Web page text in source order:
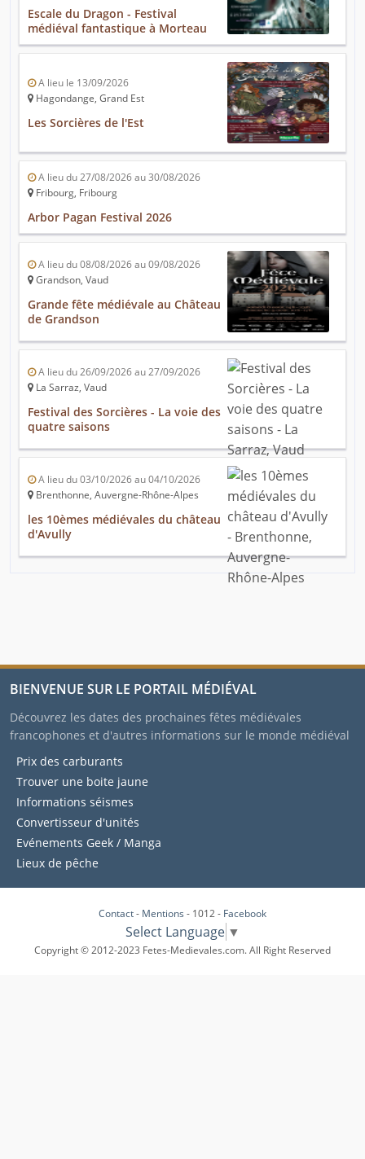
Escale du Dragon - Festival
médiéval fantastique à Morteau
A lieu le 13/09/2026
Hagondange, Grand Est
Les Sorcières de l'Est
A lieu du 27/08/2026 au 30/08/2026
Fribourg, Fribourg
Arbor Pagan Festival 2026
A lieu du 08/08/2026 au 09/08/2026
Grandson, Vaud
Grande fête médiévale au Château
de Grandson
A lieu du 26/09/2026 au 27/09/2026
La Sarraz, Vaud
Festival des Sorcières - La voie des
quatre saisons
A lieu du 03/10/2026 au 04/10/2026
Brenthonne, Auvergne-Rhône-Alpes
les 10èmes médiévales du château
d'Avully
BIENVENUE SUR LE PORTAIL MÉDIÉVAL
Découvrez les dates des prochaines fêtes médiévales
francophones et d'autres informations sur le monde médiéval
Prix des carburants
Trouver une boite jaune
Informations séismes
Convertisseur d'unités
Evénements Geek / Manga
Lieux de pêche
Contact- Mentions - 1012 - Facebook
Select Language ▼
Copyright © 2012-2023 Fetes-Medievales.com. All Right Reserved